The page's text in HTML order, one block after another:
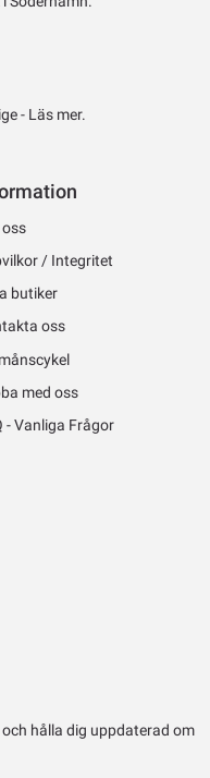
- Läs mer.
oss
/ Integritet
butiker
oss
med oss
- Vanliga Frågor
hålla dig uppdaterad om